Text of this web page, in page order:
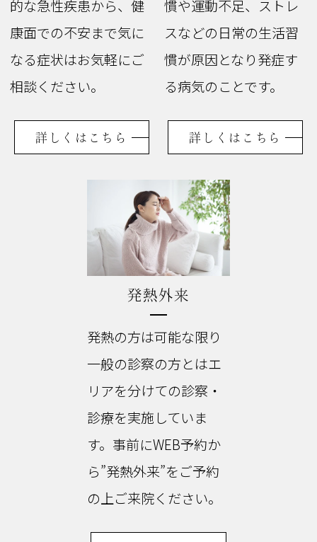
的な急性疾患から、健
康面での不安まで気に
なる症状はお気軽にご
相談ください。
詳しくはこちら
慣や運動不足、ストレ
スなどの日常の生活習
慣が原因となり発症す
る病気のことです。
詳しくはこちら
発熱外来
発熱の方は可能な限り
一般の診察の方とはエ
リアを分けての診察・
診療を実施していま
す。事前にWEB予約か
ら”発熱外来”をご予約
の上ご来院ください。